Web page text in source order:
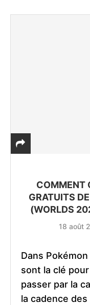
COMMENT
GRATUITS
(WORLDS
18 août
Dans
sont la clé
passer par la
la cadence